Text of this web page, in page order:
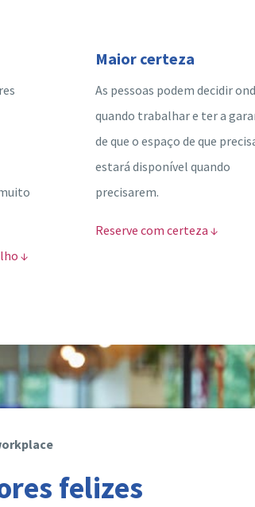
↓
Maior certeza
As pessoas podem decidir
quando trabalhar e ter a
de que o espaço de que
estará disponível quando
precisarem.
Reserve com certeza ↓
felizes